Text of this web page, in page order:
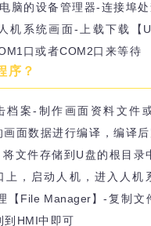
脑的设备管理器-连接埠
机系统画面-上载下载
【
口或者COM2口来等待
序？
档案-制作画面资料文件
面数据进行编译，编译
文件存储到U盘的根目录
上，启动人机，进入人机
【File Manager】-复制文
HMI中即可